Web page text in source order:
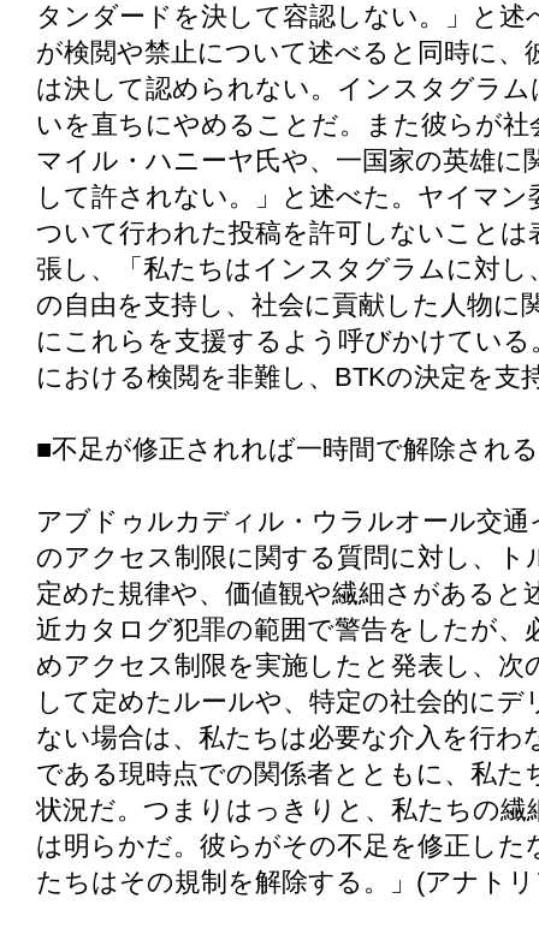
タンダードを決して容認しない。」と
が検閲や禁止について述べると同時に、
は決して認められない。インスタグラ
いを直ちにやめることだ。また彼らが
マイル・ハニーヤ氏や、一国家の英雄に
して許されない。」と述べた。ヤイマ
ついて行われた投稿を許可しないこと
張し、「私たちはインスタグラムに対
の自由を支持し、社会に貢献した人物に
にこれらを支援するよう呼びかけてい
における検閲を非難し、BTKの決定を支
■不足が修正されれば一時間で解除される
アブドゥルカディル・ウラルオール交
のアクセス制限に関する質問に対し、
定めた規律や、価値観や繊細さがあると
近カタログ犯罪の範囲で警告をしたが
めアクセス制限を実施したと発表し、
して定めたルールや、特定の社会的に
ない場合は、私たちは必要な介入を行
である現時点での関係者とともに、私
状況だ。つまりはっきりと、私たちの
は明らかだ。彼らがその不足を修正し
たちはその規制を解除する。」(アナト